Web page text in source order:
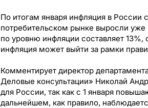
По итогам января инфляция в России
потребительском рынке выросли
по уровню инфляции составляет 13%,
инфляция может выйти за рамки
Комментирует директор
Деловые консультации» Николай
для России, так как с 1 января
дальнейшем, как правило,